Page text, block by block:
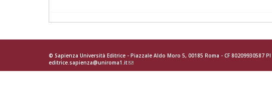
© Sapienza Università Editrice - Piazzale Aldo Moro 5, 00185 Roma - CF 80209930587
editrice.sapienza@uniroma1.it(link
sends